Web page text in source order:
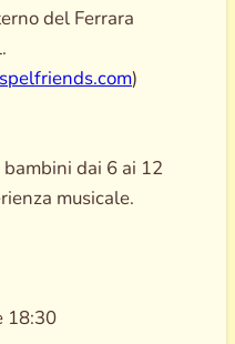
del Ferrara
)
dai 6 ai 12
musicale.
18:30